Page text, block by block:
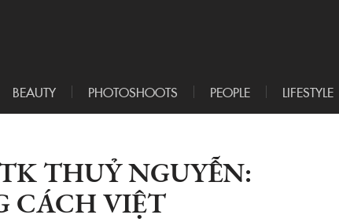
BEAUTY PHOTOSHOOTS PEOPLE LIFESTYLE
THUỶ NGUYỄN:
CÁCH VIỆT